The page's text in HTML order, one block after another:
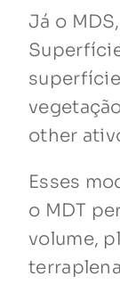
Já o
other
Esses
o MDT
volume,